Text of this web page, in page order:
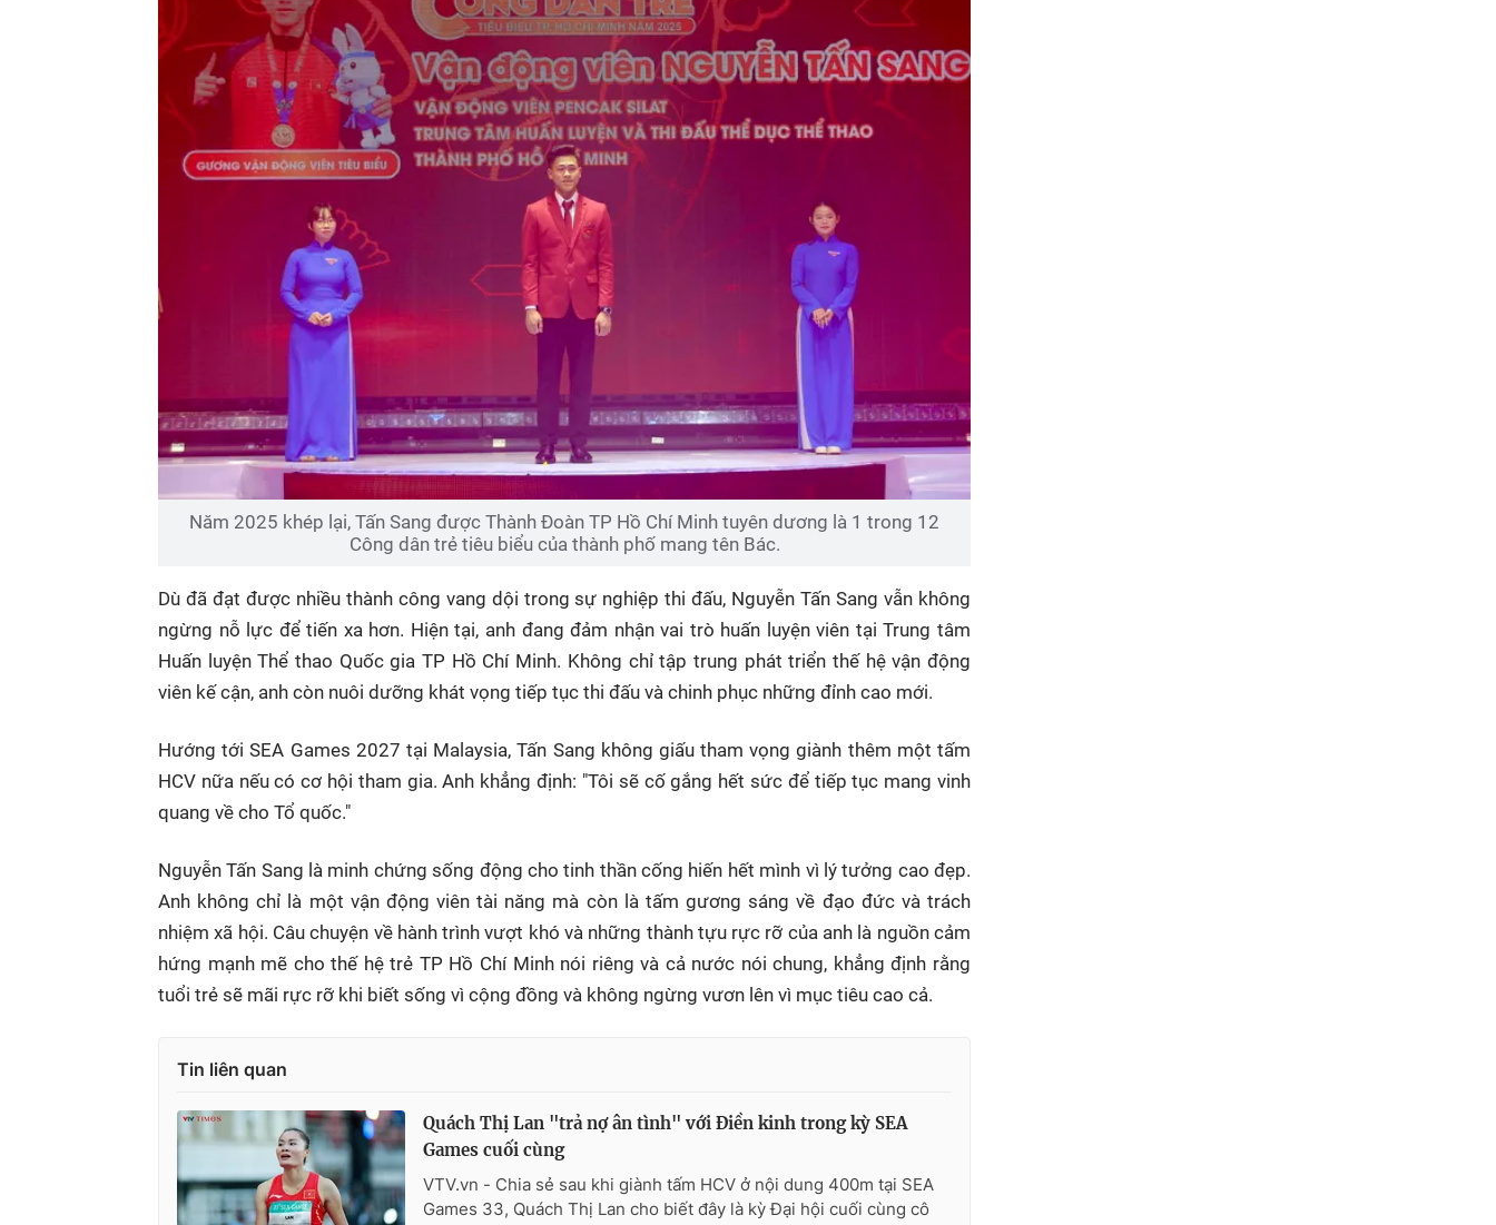
Năm 2025 khép lại, Tấn Sang được Thành Đoàn TP Hồ Chí Minh tuyên dương là 1 trong 12
Công dân trẻ tiêu biểu của thành phố mang tên Bác.
Dù đã đạt được nhiều thành công vang dội trong sự nghiệp thi đấu, Nguyễn Tấn Sang vẫn không
ngừng nỗ lực để tiến xa hơn. Hiện tại, anh đang đảm nhận vai trò huấn luyện viên tại Trung tâm
Huấn luyện Thể thao Quốc gia TP Hồ Chí Minh. Không chỉ tập trung phát triển thế hệ vận động
viên kế cận, anh còn nuôi dưỡng khát vọng tiếp tục thi đấu và chinh phục những đỉnh cao mới.
Hướng tới SEA Games 2027 tại Malaysia, Tấn Sang không giấu tham vọng giành thêm một tấm
HCV nữa nếu có cơ hội tham gia. Anh khẳng định: "Tôi sẽ cố gắng hết sức để tiếp tục mang vinh
quang về cho Tổ quốc."
Nguyễn Tấn Sang là minh chứng sống động cho tinh thần cống hiến hết mình vì lý tưởng cao đẹp.
Anh không chỉ là một vận động viên tài năng mà còn là tấm gương sáng về đạo đức và trách
nhiệm xã hội. Câu chuyện về hành trình vượt khó và những thành tựu rực rỡ của anh là nguồn cảm
hứng mạnh mẽ cho thế hệ trẻ TP Hồ Chí Minh nói riêng và cả nước nói chung, khẳng định rằng
tuổi trẻ sẽ mãi rực rỡ khi biết sống vì cộng đồng và không ngừng vươn lên vì mục tiêu cao cả.
Tin liên quan
Quách Thị Lan "trả nợ ân tình" với Điền kinh trong kỳ SEA
Games cuối cùng
VTV.vn - Chia sẻ sau khi giành tấm HCV ở nội dung 400m tại SEA
Games 33, Quách Thị Lan cho biết đây là kỳ Đại hội cuối cùng cô